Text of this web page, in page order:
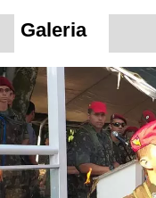
Galeria